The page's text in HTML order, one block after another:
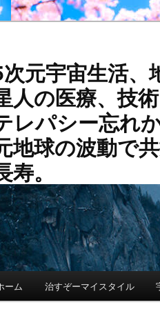
元宇宙生活、
人の医療、技
レパシー忘れ
地球の波動で
寿。
ーム 治すぞーマイスタイル